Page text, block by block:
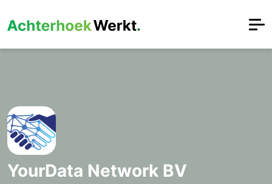
YourData Network BV